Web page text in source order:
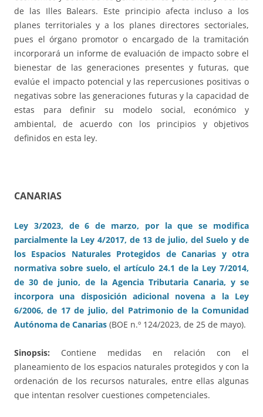
de las Illes Balears. Este principio afecta incluso a los
planes territoriales y a los planes directores sectoriales,
pues el órgano promotor o encargado de la tramitación
incorporará un informe de evaluación de impacto sobre el
bienestar de las generaciones presentes y futuras, que
evalúe el impacto potencial y las repercusiones positivas o
negativas sobre las generaciones futuras y la capacidad de
estas para definir su modelo social, económico y
ambiental, de acuerdo con los principios y objetivos
definidos en esta ley.
CANARIAS
Ley 3/2023, de 6 de marzo, por la que se modifica
parcialmente la Ley 4/2017, de 13 de julio, del Suelo y de
los Espacios Naturales Protegidos de Canarias y otra
normativa sobre suelo, el artículo 24.1 de la Ley 7/2014,
de 30 de junio, de la Agencia Tributaria Canaria, y se
incorpora una disposición adicional novena a la Ley
6/2006, de 17 de julio, del Patrimonio de la Comunidad
Autónoma de Canarias (BOE n.º 124/2023, de 25 de mayo).
Sinopsis: Contiene medidas en relación con el
planeamiento de los espacios naturales protegidos y con la
ordenación de los recursos naturales, entre ellas algunas
que intentan resolver cuestiones competenciales.